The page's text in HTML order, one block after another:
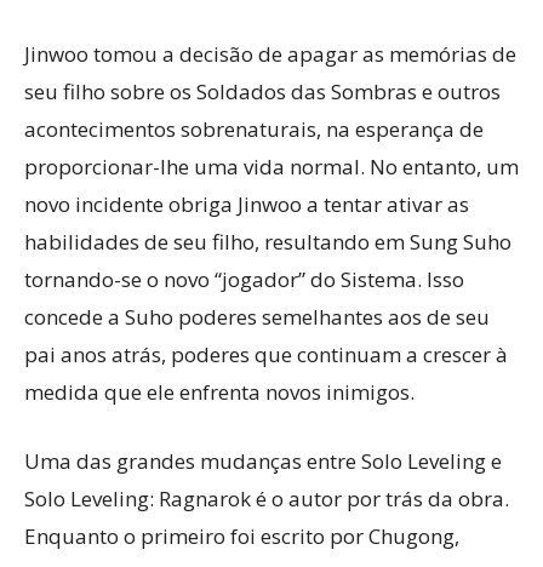
Jinwoo tomou a decisão de apagar as memórias de
seu filho sobre os Soldados das Sombras e outros
acontecimentos sobrenaturais, na esperança de
proporcionar-lhe uma vida normal. No entanto, um
novo incidente obriga Jinwoo a tentar ativar as
habilidades de seu filho, resultando em Sung Suho
tornando-se o novo “jogador” do Sistema. Isso
concede a Suho poderes semelhantes aos de seu
pai anos atrás, poderes que continuam a crescer à
medida que ele enfrenta novos inimigos.
Uma das grandes mudanças entre Solo Leveling e
Solo Leveling: Ragnarok é o autor por trás da obra.
Enquanto o primeiro foi escrito por Chugong,